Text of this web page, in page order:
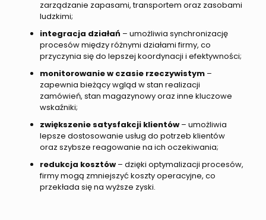
zarządzanie zapasami, transportem oraz zasobami
ludzkimi;
integracja działań – umożliwia synchronizację
procesów między różnymi działami firmy, co
przyczynia się do lepszej koordynacji i efektywności;
monitorowanie w czasie rzeczywistym–
zapewnia bieżący wgląd w stan realizacji
zamówień, stan magazynowy oraz inne kluczowe
wskaźniki;
zwiększenie satysfakcji klientów– umożliwia
lepsze dostosowanie usług do potrzeb klientów
oraz szybsze reagowanie na ich oczekiwania;
redukcja kosztów– dzięki optymalizacji procesów,
firmy mogą zmniejszyć koszty operacyjne, co
przekłada się na wyższe zyski.